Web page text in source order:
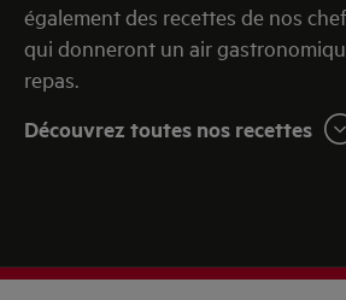
également des recettes de nos
qui donneront un air
repas.
Découvrez toutes nos recettes